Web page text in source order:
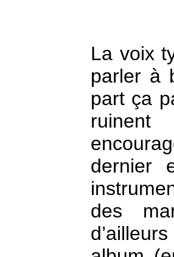
La voix
parler à
part ça
dernier
des